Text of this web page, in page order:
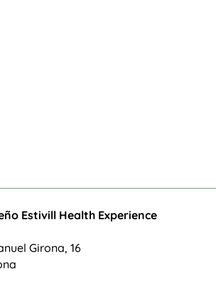
Estivill Health Experience
Girona, 16